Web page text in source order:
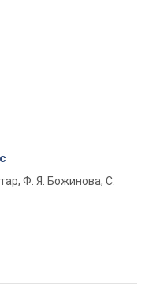
Ф. Я. Божинова, С.